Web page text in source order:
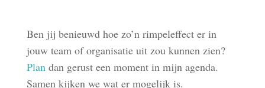
Ben jij benieuwd hoe zo’n rimpeleffect er in
jouw team of organisatie uit zou kunnen zien?
Plandan gerust een moment in mijn agenda.
Samen kijken we wat er mogelijk is.